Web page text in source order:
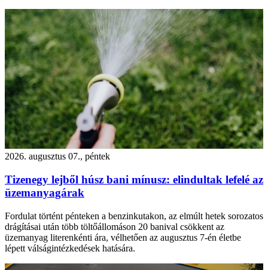
2026. augusztus 07., péntek
Tizenegy lejből húsz bani mínusz: elindultak lefelé az
üzemanyagárak
Fordulat történt pénteken a benzinkutakon, az elmúlt hetek sorozatos
drágításai után több töltőállomáson 20 banival csökkent az
üzemanyag literenkénti ára, vélhetően az augusztus 7-én életbe
lépett válságintézkedések hatására.